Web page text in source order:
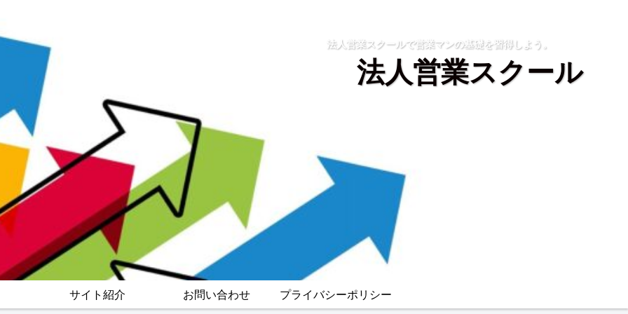
法人営業スクールで営業マンの基礎を習得しよう。
法人営業スクール
サイト紹介 お問い合わせ プライバシーポリシー